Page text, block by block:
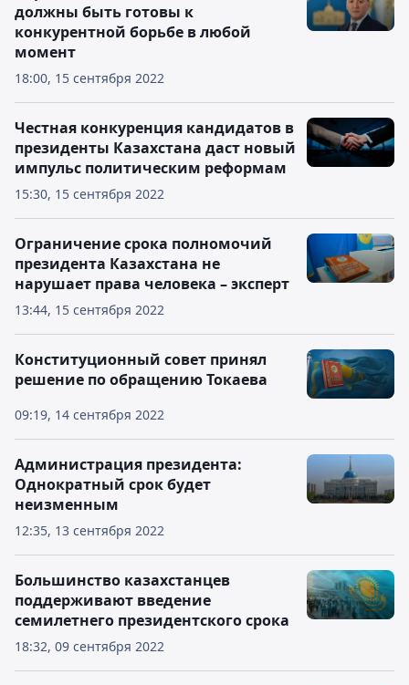
18:00, 15 сентября 2022
должны быть готовы к
конкурентной борьбе в любой
момент
15:30, 15 сентября 2022
Честная конкуренция кандидатов в
президенты Казахстана даст новый
импульс политическим реформам
13:44, 15 сентября 2022
Ограничение срока полномочий
президента Казахстана не
нарушает права человека – эксперт
09:19, 14 сентября 2022
Конституционный совет принял
решение по обращению Токаева
12:35, 13 сентября 2022
Администрация президента:
Однократный срок будет
неизменным
18:32, 09 сентября 2022
Большинство казахстанцев
поддерживают введение
семилетнего президентского срока